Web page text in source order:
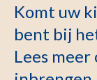
Komt uw
bent bij
Lees meer